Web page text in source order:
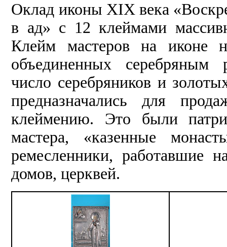
Оклад иконы XIX века
в ад» с 12 клеймами
Клейм мастеров на иконе
объединенных серебряным
число серебряников и
предназначались для
клеймению. Это были
мастера, «казенные
ремесленники, работавшие
домов, церквей.